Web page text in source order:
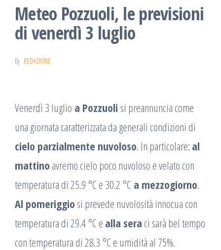
Meteo Pozzuoli, le previsioni
di venerdì 3 luglio
By REDAZIONE
Venerdì 3 luglio a Pozzuoli si preannuncia come
una giornata caratterizzata da generali condizioni di
cielo parzialmente nuvoloso. In particolare: al
mattino avremo cielo poco nuvoloso e velato con
temperatura di 25.9 °C e 30.2 °C a mezzogiorno.
Al pomeriggio si prevede nuvolosità innocua con
temperatura di 29.4 °C e alla sera ci sarà bel tempo
con temperatura di 28.3 °C e umidità al 75%.